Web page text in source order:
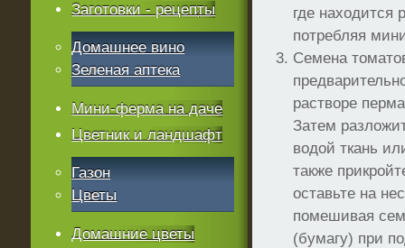
где находится
потребляя
Семена
растворе
Затем
водой ткань
также
оставьте на
помешивая
(бумагу) при
Заготовки - рецепты
Домашнее вино
Зеленая аптека
Мини-ферма на даче
Цветник и ландшафт
Газон
Цветы
Домашние цветы